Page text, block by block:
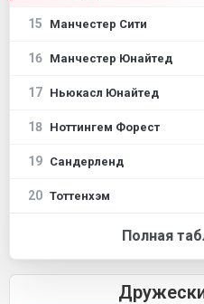
15 Манчестер Сити
16 Манчестер Юнайтед
17 Ньюкасл Юнайтед
18 Ноттингем Форест
19 Сандерленд
20 Тоттенхэм
Полная